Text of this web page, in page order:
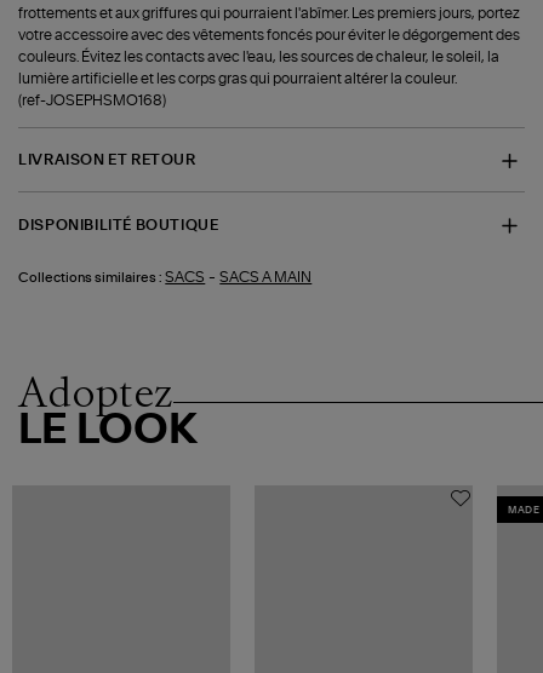
frottements et aux griffures qui pourraient l'abîmer. Les premiers jours, portez
votre accessoire avec des vêtements foncés pour éviter le dégorgement des
couleurs. Évitez les contacts avec l'eau, les sources de chaleur, le soleil, la
lumière artificielle et les corps gras qui pourraient altérer la couleur.
(ref-JOSEPHSMO168)
LIVRAISON ET RETOUR
DISPONIBILITÉ BOUTIQUE
Collections similaires : SACS -SACS A MAIN
Adoptez
LE LOOK
MADE